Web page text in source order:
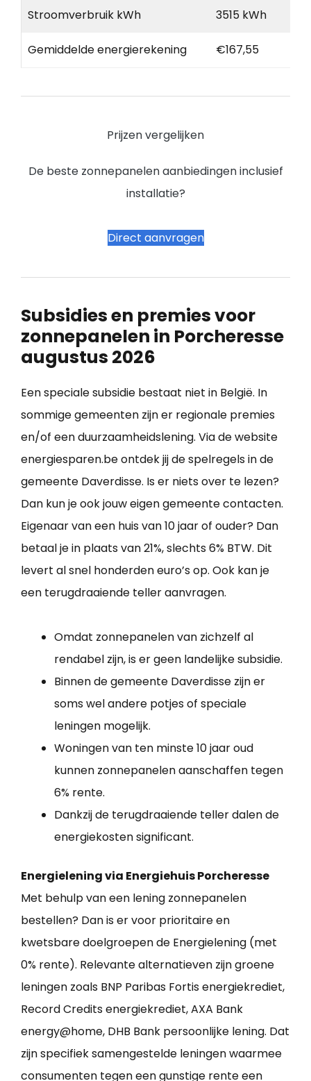
Stroomverbruik kWh 3515 kWh
Gemiddelde energierekening €167,55
Prijzen vergelijken
De beste zonnepanelen aanbiedingen inclusief
installatie?
Direct aanvragen
Subsidies en premies voor
zonnepanelen in Porcheresse
augustus 2026
Een speciale subsidie bestaat niet in België. In
sommige gemeenten zijn er regionale premies
en/of een duurzaamheidslening. Via de website
energiesparen.be ontdek jij de spelregels in de
gemeente Daverdisse. Is er niets over te lezen?
Dan kun je ook jouw eigen gemeente contacten.
Eigenaar van een huis van 10 jaar of ouder? Dan
betaal je in plaats van 21%, slechts 6% BTW. Dit
levert al snel honderden euro’s op. Ook kan je
een terugdraaiende teller aanvragen.
Omdat zonnepanelen van zichzelf al
rendabel zijn, is er geen landelijke subsidie.
Binnen de gemeente Daverdisse zijn er
soms wel andere potjes of speciale
leningen mogelijk.
Woningen van ten minste 10 jaar oud
kunnen zonnepanelen aanschaffen tegen
6% rente.
Dankzij de terugdraaiende teller dalen de
energiekosten significant.
Energielening via Energiehuis Porcheresse
Met behulp van een lening zonnepanelen
bestellen? Dan is er voor prioritaire en
kwetsbare doelgroepen de Energielening (met
0% rente). Relevante alternatieven zijn groene
leningen zoals BNP Paribas Fortis energiekrediet,
Record Credits energiekrediet, AXA Bank
energy@home, DHB Bank persoonlijke lening. Dat
zijn specifiek samengestelde leningen waarmee
consumenten tegen een gunstige rente een